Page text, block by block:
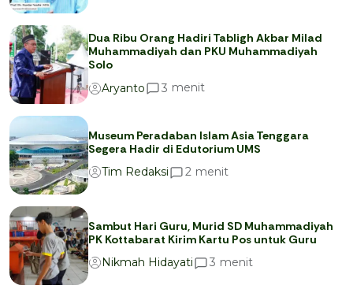
Dua Ribu Orang Hadiri Tabligh Akbar Milad
Muhammadiyah dan PKU Muhammadiyah
Solo
Aryanto
3 menit
Museum Peradaban Islam Asia Tenggara
Segera Hadir di Edutorium UMS
Tim Redaksi
2 menit
Sambut Hari Guru, Murid SD Muhammadiyah
PK Kottabarat Kirim Kartu Pos untuk Guru
Nikmah Hidayati
3 menit